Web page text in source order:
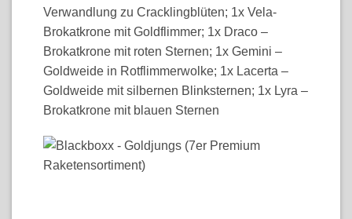
Verwandlung zu Cracklingblüten; 1x Vela-
Brokatkrone mit Goldflimmer; 1x Draco –
Brokatkrone mit roten Sternen; 1x Gemini –
Goldweide in Rotflimmerwolke; 1x Lacerta –
Goldweide mit silbernen Blinksternen; 1x Lyra –
Brokatkrone mit blauen Sternen